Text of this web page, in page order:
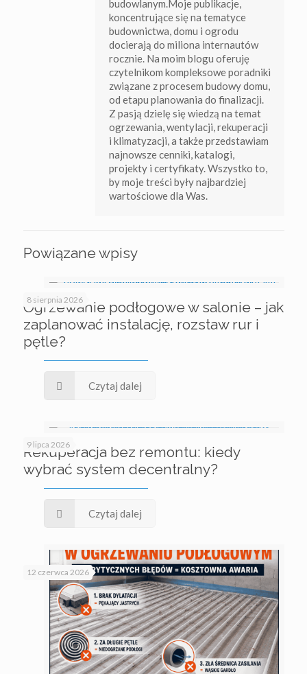
budowlanym.Moje publikacje,
koncentrujące się na tematyce
budownictwa, domu i ogrodu
docierają do miliona internautów
rocznie. Na moim blogu oferuję
czytelnikom kompleksowe poradniki
związane z procesem budowy domu,
od etapu planowania do finalizacji.
Z pasją dzielę się wiedzą na temat
ogrzewania, wentylacji, rekuperacji
i klimatyzacji, a także przedstawiam
najnowsze cenniki, katalogi,
projekty i certyfikaty. Wszystko to,
by moje treści były najbardziej
wartościowe dla Was.
Powiązane wpisy
8 sierpnia 2026
Ogrzewanie podłogowe w salonie – jak
zaplanować instalację, rozstaw rur i
pętle?
Czytaj dalej
9 lipca 2026
Rekuperacja bez remontu: kiedy
wybrać system decentralny?
Czytaj dalej
12 czerwca 2026